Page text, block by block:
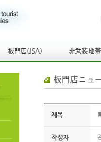
板門店(JSA) 非武装地帯
板門店ニュ
제목
작성자